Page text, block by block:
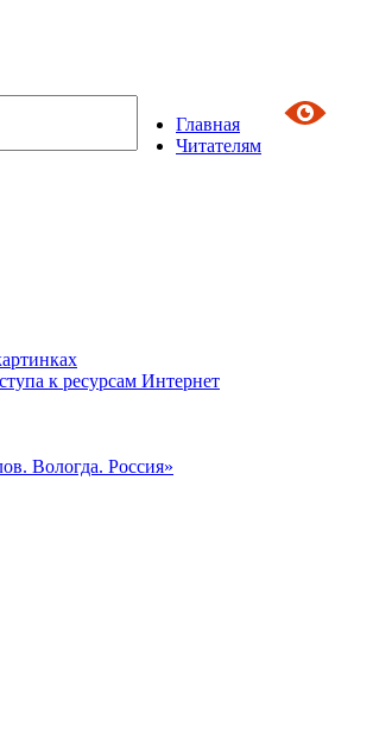
Главная
Читателям
к ресурсам Интернет
Вологда. Россия»